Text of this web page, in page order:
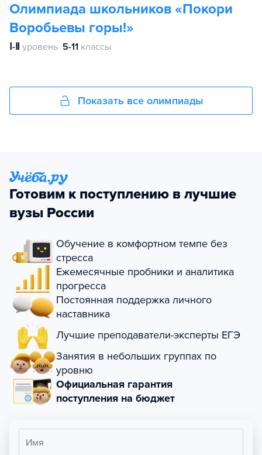
Олимпиада школьников «Покори
Воробьевы горы!»
Ⅰ-Ⅱ уровень 5-11 классы
Показать все олимпиады
Готовим к поступлению в лучшие
вузы России
Обучение в комфортном темпе без
стресса
Ежемесячные пробники и аналитика
прогресса
Постоянная поддержка личного
наставника
Лучшие преподаватели-эксперты ЕГЭ
Занятия в небольших группах по
уровню
Официальная гарантия
поступления на бюджет
Имя